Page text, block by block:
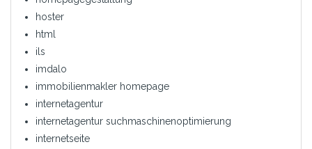
hoster
html
ils
imdalo
immobilienmakler homepage
internetagentur
internetagentur suchmaschinenoptimierung
internetseite